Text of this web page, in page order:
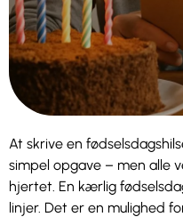
At skrive en
simpel opgave – men alle
hjertet. En kærlig
linjer. Det er en mulighed